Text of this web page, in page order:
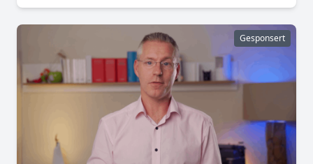
Gesponsert